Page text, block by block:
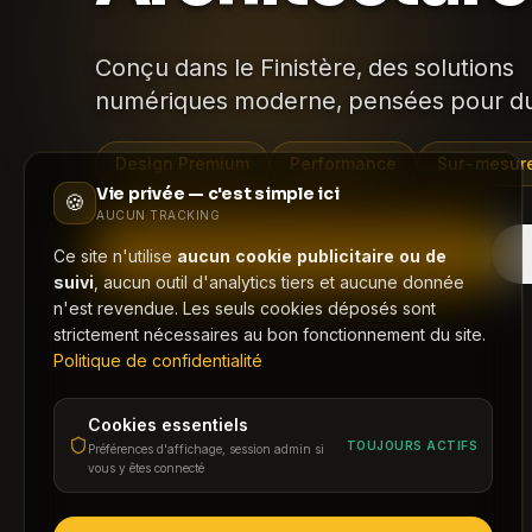
Conçu dans le Finistère, des solutions
numériques moderne, pensées pour
Design Premium Performance Sur-
DISCUTONS DE VOTRE PROJET
🍪 Vie privée — c'est simple ici
AUCUN TRACKING
Ce site n'utilise aucun cookie publicitaire ou de
suivi , aucun outil d'analytics tiers et aucune donnée
n'est revendue. Les seuls cookies déposés sont
strictement nécessaires au bon fonctionnement du site.
Politique de confidentialité
Cookies essentiels
Préférences d'affichage, session admin si
vous y êtes connecté
TOUJOURS ACTIFS